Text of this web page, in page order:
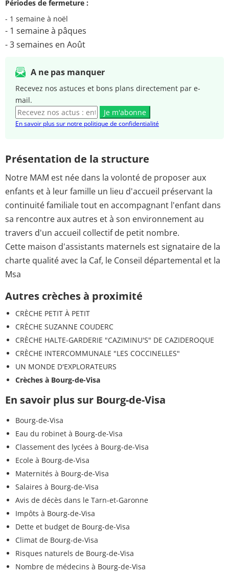
Périodes de fermeture :
- 1 semaine à noël
- 1 semaine à pâques
- 3 semaines en Août
A ne pas manquer
Recevez nos astuces et bons plans directement par e-
mail.
Je m'abonne
En savoir plus sur notre politique de confidentialité
Présentation de la structure
Notre MAM est née dans la volonté de proposer aux
enfants et à leur famille un lieu d'accueil préservant la
continuité familiale tout en accompagnant l'enfant dans
sa rencontre aux autres et à son environnement au
travers d'un accueil collectif de petit nombre.
Cette maison d'assistants maternels est signataire de la
charte qualité avec la Caf, le Conseil départemental et la
Msa
Autres crèches à proximité
CRÈCHE PETIT À PETIT
CRÈCHE SUZANNE COUDERC
CRÈCHE HALTE-GARDERIE "CAZIMINU'S" DE CAZIDEROQUE
CRÈCHE INTERCOMMUNALE "LES COCCINELLES"
UN MONDE D'EXPLORATEURS
Crèches à Bourg-de-Visa
En savoir plus sur Bourg-de-Visa
Bourg-de-Visa
Eau du robinet à Bourg-de-Visa
Classement des lycées à Bourg-de-Visa
Ecole à Bourg-de-Visa
Maternités à Bourg-de-Visa
Salaires à Bourg-de-Visa
Avis de décès dans le Tarn-et-Garonne
Impôts à Bourg-de-Visa
Dette et budget de Bourg-de-Visa
Climat de Bourg-de-Visa
Risques naturels de Bourg-de-Visa
Nombre de médecins à Bourg-de-Visa